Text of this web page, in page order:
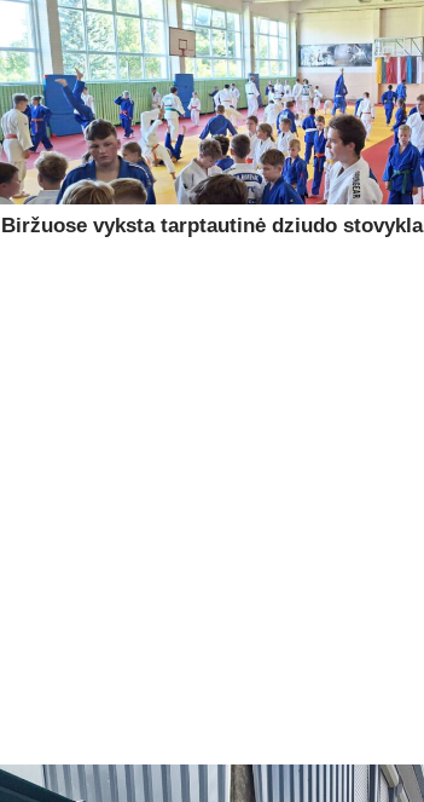
Biržuose vyksta tarptautinė dziudo stovykla